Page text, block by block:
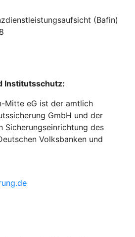
(Bafin)
Institutsschutz:
Mitte eG ist der amtlich
GmbH und der
Sicherungseinrichtung des
Volksbanken und